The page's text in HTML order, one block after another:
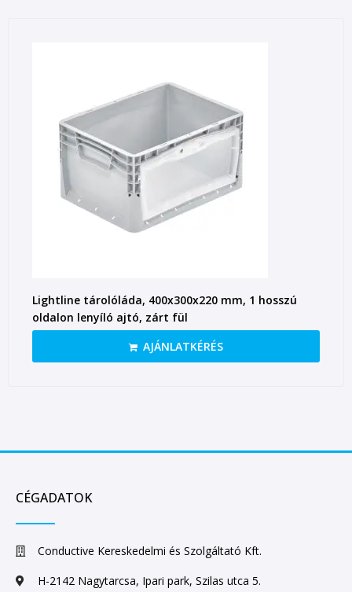
Lightline tárolóláda, 400x300x220 mm, 1 hosszú
oldalon lenyíló ajtó, zárt fül
AJÁNLATKÉRÉS
CÉGADATOK
Conductive Kereskedelmi és Szolgáltató Kft.
H-2142 Nagytarcsa, Ipari park, Szilas utca 5.